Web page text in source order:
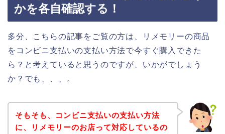
かを各自確認する！
多分、こちらの記事をご覧の方は、リメモリーの商品
をコンビニ支払いの支払い方法で今すぐ購入できた
ら？と考えていると思うのですが、いかがでしょう
か？でも、、、。
そもそも、コンビニ支払いの支払い方法
に、リメモリーのお店って対応しているの